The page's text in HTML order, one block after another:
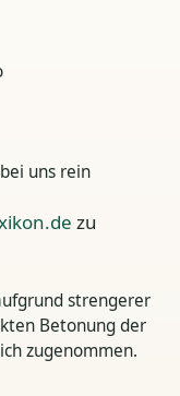
uns rein
zu
strengerer
Betonung der
zugenommen.